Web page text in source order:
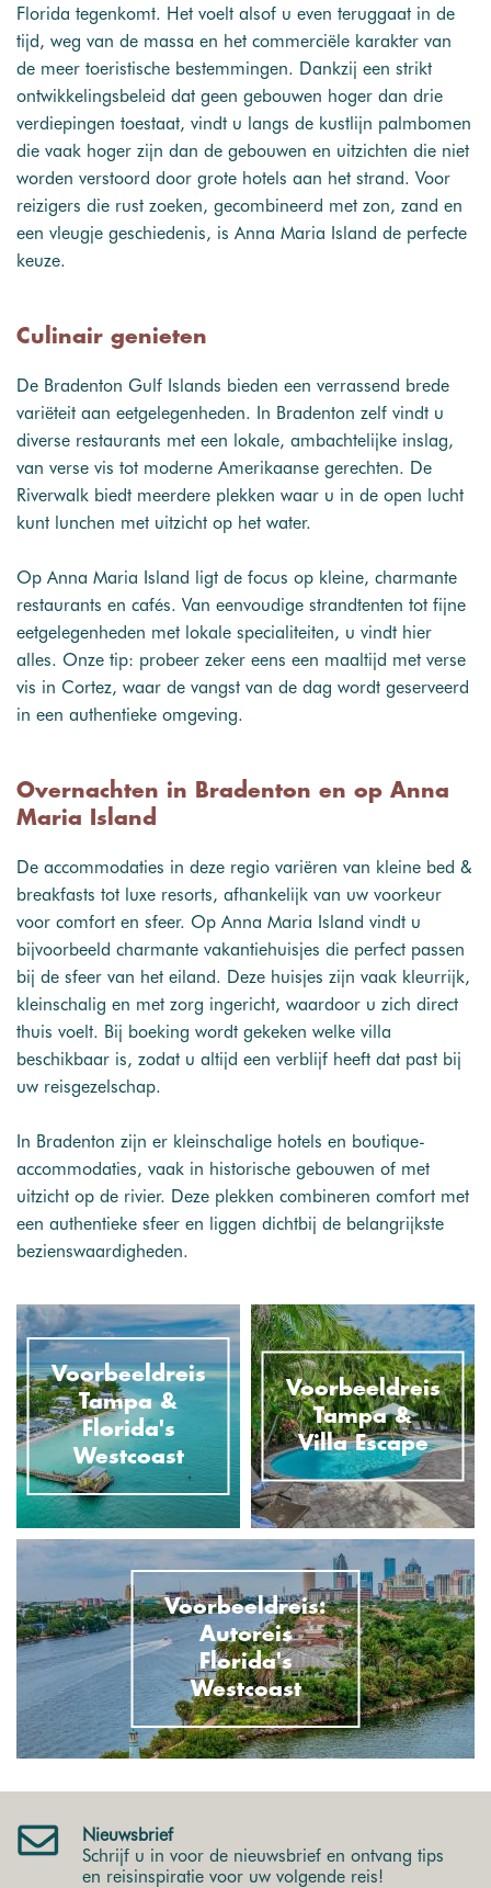
Florida tegenkomt. Het voelt alsof u even teruggaat in de
tijd, weg van de massa en het commerciële karakter van
de meer toeristische bestemmingen. Dankzij een strikt
ontwikkelingsbeleid dat geen gebouwen hoger dan drie
verdiepingen toestaat, vindt u langs de kustlijn palmbomen
die vaak hoger zijn dan de gebouwen en uitzichten die niet
worden verstoord door grote hotels aan het strand. Voor
reizigers die rust zoeken, gecombineerd met zon, zand en
een vleugje geschiedenis, is Anna Maria Island de perfecte
keuze.
Culinair genieten
De Bradenton Gulf Islands bieden een verrassend brede
variëteit aan eetgelegenheden. In Bradenton zelf vindt u
diverse restaurants met een lokale, ambachtelijke inslag,
van verse vis tot moderne Amerikaanse gerechten. De
Riverwalk biedt meerdere plekken waar u in de open lucht
kunt lunchen met uitzicht op het water.
Op Anna Maria Island ligt de focus op kleine, charmante
restaurants en cafés. Van eenvoudige strandtenten tot fijne
eetgelegenheden met lokale specialiteiten, u vindt hier
alles. Onze tip: probeer zeker eens een maaltijd met verse
vis in Cortez, waar de vangst van de dag wordt geserveerd
in een authentieke omgeving.
Overnachten in Bradenton en op Anna
Maria Island
De accommodaties in deze regio variëren van kleine bed &
breakfasts tot luxe resorts, afhankelijk van uw voorkeur
voor comfort en sfeer. Op Anna Maria Island vindt u
bijvoorbeeld charmante vakantiehuisjes die perfect passen
bij de sfeer van het eiland. Deze huisjes zijn vaak kleurrijk,
kleinschalig en met zorg ingericht, waardoor u zich direct
thuis voelt. Bij boeking wordt gekeken welke villa
beschikbaar is, zodat u altijd een verblijf heeft dat past bij
uw reisgezelschap.
In Bradenton zijn er kleinschalige hotels en boutique-
accommodaties, vaak in historische gebouwen of met
uitzicht op de rivier. Deze plekken combineren comfort met
een authentieke sfeer en liggen dichtbij de belangrijkste
bezienswaardigheden.
Voorbeeldreis
Tampa &
Florida's
Westcoast
Voorbeeldreis
Tampa &
Villa Escape
Voorbeeldreis:
Autoreis
Florida's
Westcoast
Nieuwsbrief
Schrijf u in voor de nieuwsbrief en ontvang tips
en reisinspiratie voor uw volgende reis!